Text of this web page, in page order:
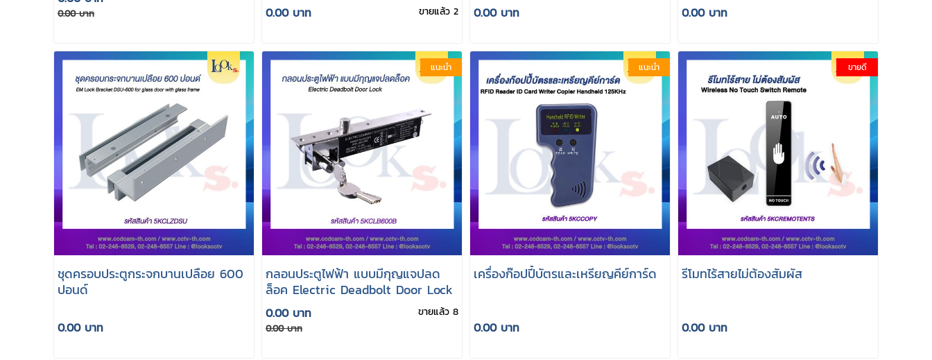
0.00 บาท 0.00 บาท ขายแล้ว 2 0.00 บาท 0.00 บาท
ชุดครอบประตูกระจกบานเปลือย 600
ปอนด์
0.00 บาท
แนะนำ
กลอนประตูไฟฟ้า แบบมีกุญแจปลด
ล็อค Electric Deadbolt Door Lock
0.00 บาท
0.00 บาท
ขายแล้ว 8
แนะนำ
เครื่องก๊อปปี้บัตรและเหรียญคีย์การ์ด
0.00 บาท
ขายดี
รีโมทไร้สายไม่ต้องสัมผัส
0.00 บาท